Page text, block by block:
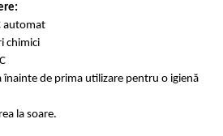
automat
chimici
înainte de prima utilizare pentru o igienă
la soare.